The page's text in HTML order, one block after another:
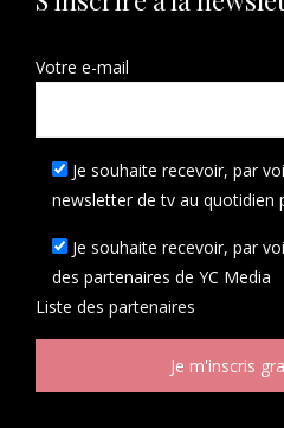
Votre e-mail
Je souhaite recevoir, par
newsletter de tv au quotidien
Je souhaite recevoir, par
des partenaires de YC Media
Liste des partenaires